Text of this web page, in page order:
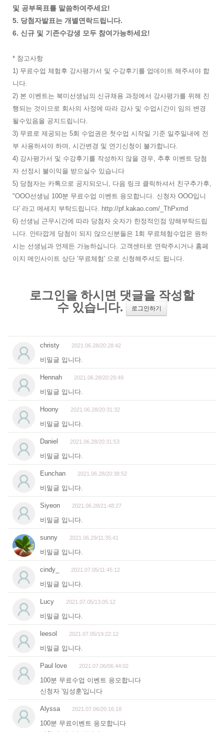
및 공부목표를 말씀하여주세요!
5. 당첨자발표는 개별연락드립니다.
6. 신규 및 기존수강생 모두 참여가능하세요!
* 참고사항
1) 무료수업 체험후 강사평가서 및 수강후기를 업데이트 해주셔야 합
니다.
2) 본 이벤트는 북미선생님의 신규채용 과정에서 강사평가를 위해 진
행되는 것이므로 회사의 사정에 따라 강사 및 수업시간이 임의 변경
될수있음을 공지드립니다.
3) 무료로 제공되는 5회 수업권은 첫수업 시작일 기준 일주일내에 전
부 사용하셔야 하며, 시간변경 및 연기신청이 불가합니다.
4) 강사평가서 및 수강후기를 작성하지 않을 경우, 추후 이벤트 당첨
자 선정시 불이익을 받으실수 있습니다
5) 당첨자는 카톡으로 공지되오니, 다음 링크 클릭하셔서 친구추가후,
"OOO선생님 100분 무료수업 이벤트 응모합니다. 신청자 OOO입니
다' 라고 메세지 부탁드립니다. http://pf.kakao.com/_ThPxmd
6) 선생님 근무시간에 따라 당첨자 숫자가 한정적인점 양해부탁드립
니다. 안타깝게 당첨이 되지 않으신분들은 1회 무료체험수업은 원하
시는 선생님과 언제든 가능하십니다. 고객센터로 연락주시거나 홈페
이지 메인사이트 상단 '무료체험' 으로 신청해주셔도 됩니다.